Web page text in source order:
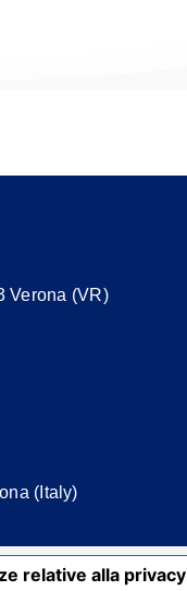
Verona (VR)
(Italy)
relative alla privacy